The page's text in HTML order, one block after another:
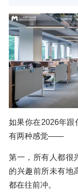
如果你在2026年跟
有两种感觉——
第一，所有人都很
的兴趣前所未有地
都在往前冲。